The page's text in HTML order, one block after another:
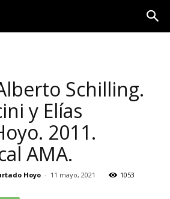
Schilling.
y Elías
2011.
AMA.
Hoyo - 11 mayo, 2021
1053